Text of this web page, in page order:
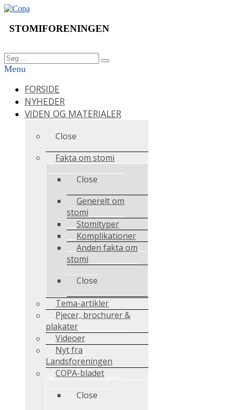
Videre
indhold
STOMIFORENINGEN
Søg
efter:
Søg
Menu
FORSIDE
NYHEDER
VIDEN OG MATERIALER
Close
Fakta om stomi
Close
Generelt om
stomi
Stomityper
Komplikationer
Anden fakta om
stomi
Close
Tema-artikler
Pjecer, brochurer &
plakater
Videoer
Nyt fra
Landsforeningen
COPA-bladet
Close